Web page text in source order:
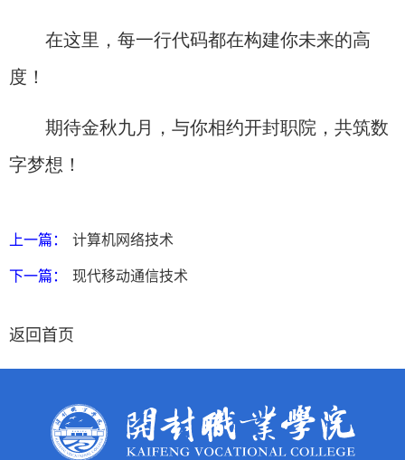
在这里，每一行代码都在构建你未来的高
度！​
期待金秋九月，与你相约开封职院，共筑数
字梦想！
上一篇：
计算机网络技术
下一篇：
现代移动通信技术
返回首页